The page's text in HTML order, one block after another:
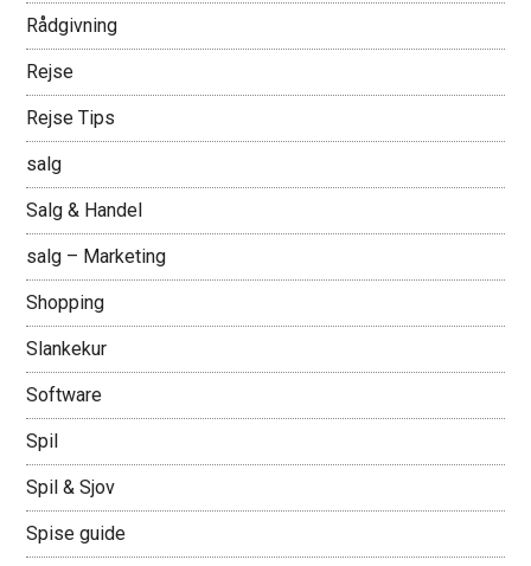
Rådgivning
Rejse
Rejse Tips
salg
Salg & Handel
salg – Marketing
Shopping
Slankekur
Software
Spil
Spil & Sjov
Spise guide